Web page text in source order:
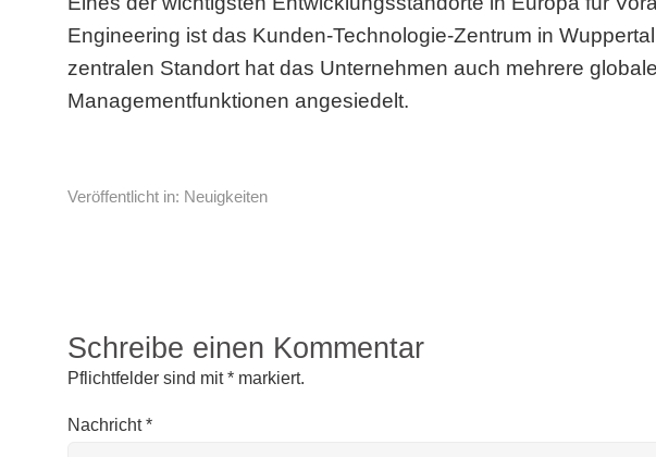
Engineering ist das Kunden-Technologie-Zentrum in
zentralen Standort hat das Unternehmen auch mehrere
Managementfunktionen angesiedelt.
Veröffentlicht in: Neuigkeiten
Schreibe einen Kommentar
Pflichtfelder sind mit* markiert.
Nachricht*